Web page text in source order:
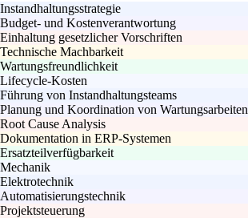
Instandhaltungsstrategie
Budget- und Kostenverantwortung
Einhaltung gesetzlicher Vorschriften
Technische Machbarkeit
Wartungsfreundlichkeit
Lifecycle-Kosten
Führung von Instandhaltungsteams
Planung und Koordination von Wartungsarbeiten
Root Cause Analysis
Dokumentation in ERP-Systemen
Ersatzteilverfügbarkeit
Mechanik
Elektrotechnik
Automatisierungstechnik
Projektsteuerung